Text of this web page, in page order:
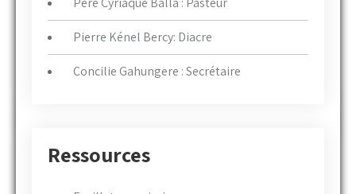
Pierre Kénel Bercy: Diacre
Concilie Gahungere : Secrétaire
Ressources